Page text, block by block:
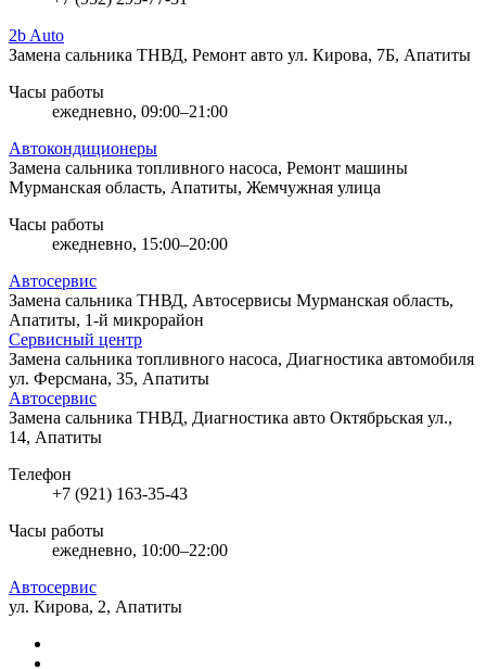
2b Auto
Замена сальника ТНВД, Ремонт авто ул. Кирова, 7Б, Апатиты
Часы работы
ежедневно, 09:00–21:00
Автокондиционеры
Замена сальника топливного насоса, Ремонт машины
Мурманская область, Апатиты, Жемчужная улица
Часы работы
ежедневно, 15:00–20:00
Автосервис
Замена сальника ТНВД, Автосервисы Мурманская область,
Апатиты, 1-й микрорайон
Сервисный центр
Замена сальника топливного насоса, Диагностика автомобиля
ул. Ферсмана, 35, Апатиты
Автосервис
Замена сальника ТНВД, Диагностика авто Октябрьская ул.,
14, Апатиты
Телефон
+7 (921) 163-35-43
Часы работы
ежедневно, 10:00–22:00
Автосервис
ул. Кирова, 2, Апатиты